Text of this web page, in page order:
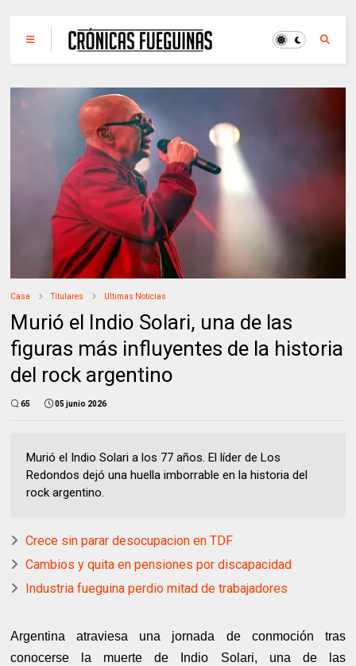
Casa Titulares Ultimas Noticias
Murió el Indio Solari, una de las
figuras más influyentes de la historia
del rock argentino
65 05 junio 2026
Murió el Indio Solari a los 77 años. El líder de Los
Redondos dejó una huella imborrable en la historia del
rock argentino.
Crece sin parar desocupacion en TDF
Cambios y quita en pensiones por discapacidad
Industria fueguina perdio mitad de trabajadores
Argentina atraviesa una jornada de conmoción tras
conocerse la muerte de Indio Solari, una de las